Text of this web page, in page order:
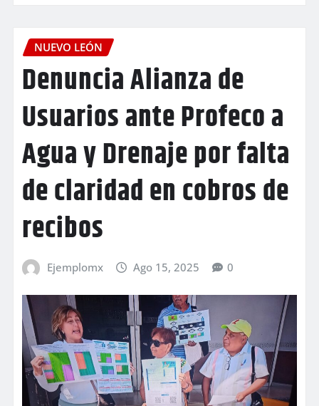
NUEVO LEÓN
Denuncia Alianza de
Usuarios ante Profeco a
Agua y Drenaje por falta
de claridad en cobros de
recibos
Ejemplomx Ago 15, 2025 0